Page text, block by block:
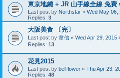
東京地鐵 + JR 山手線全線 免費
Last post by Northstar « Wed May 06,
Replies: 3
大阪美食 〔完〕
Last post by 韋信 « Wed Apr 29, 2015
Replies: 13
花見2015
Last post by bellflower « Thu Apr 23,
Replies: 48